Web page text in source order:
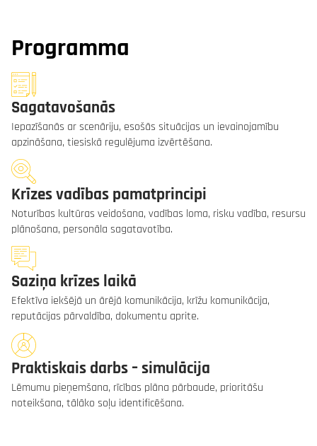
Programma
Sagatavošanās
Iepazīšanās ar scenāriju, esošās situācijas un ievainojamību
apzināšana, tiesiskā regulējuma izvērtēšana.
Krīzes vadības pamatprincipi
Noturības kultūras veidošana, vadības loma, risku vadība, resursu
plānošana, personāla sagatavotība.
Saziņa krīzes laikā
Efektīva iekšējā un ārējā komunikācija, krīžu komunikācija,
reputācijas pārvaldība, dokumentu aprite.
Praktiskais darbs – simulācija
Lēmumu pieņemšana, rīcības plāna pārbaude, prioritāšu
noteikšana, tālāko soļu identificēšana.